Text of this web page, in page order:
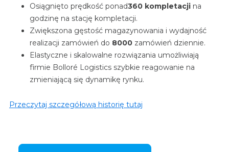
Osiągnięto prędkość ponad360 kompletacji na
godzinę na stację kompletacji.
Zwiększona gęstość magazynowania i wydajność
realizacji zamówień do 8000 zamówień dziennie.
Elastyczne i skalowalne rozwiązania umożliwiają
firmie Bolloré Logistics szybkie reagowanie na
zmieniającą się dynamikę rynku.
Przeczytaj szczegółową historię tutaj